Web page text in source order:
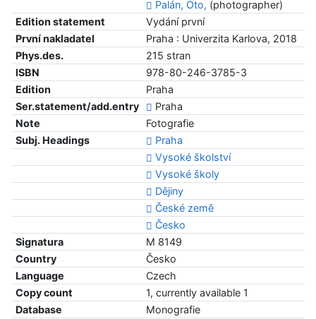
Palán, Oto, (photographer)
Edition statement
Vydání první
První nakladatel
Praha : Univerzita Karlova, 2018
Phys.des.
215 stran
ISBN
978-80-246-3785-3
Edition
Praha
Ser.statement/add.entry
Praha
Note
Fotografie
Subj. Headings
Praha
Vysoké školství
Vysoké školy
Dějiny
České země
Česko
Signatura
M 8149
Country
Česko
Language
Czech
Copy count
1, currently available 1
Database
Monografie